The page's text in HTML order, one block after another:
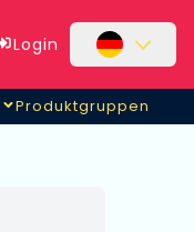
Login
Produktgruppen